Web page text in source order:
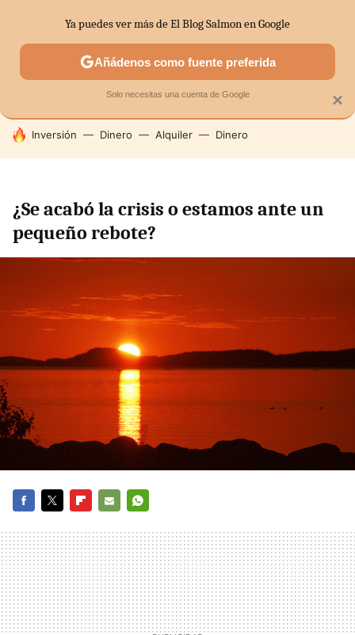
SECTORES ECONOMÍA DOMÉSTICA MERCADOS
HOY SE HABLA DE
Inversión Dinero Alquiler Dinero
¿Se acabó la crisis o estamos ante un
pequeño rebote?
MAIL
×
Ya puedes ver más de El Blog Salmon en Google
Añádenos como fuente preferida
Solo necesitas una cuenta de Google